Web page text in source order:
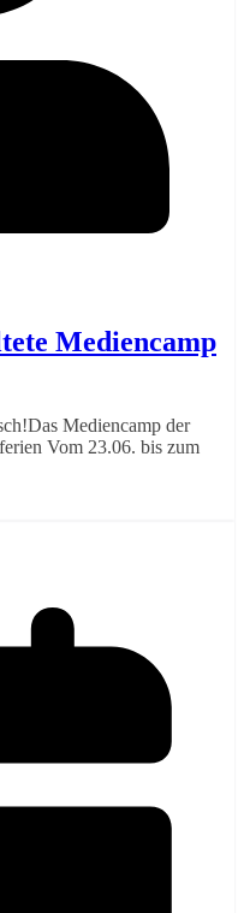
Mediencamp
Mediencamp der
Vom 23.06. bis zum